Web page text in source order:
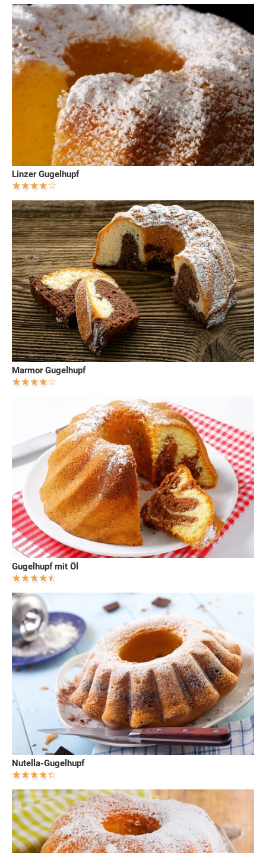
Linzer Gugelhupf
Marmor Gugelhupf
Gugelhupf mit Öl
Nutella-Gugelhupf